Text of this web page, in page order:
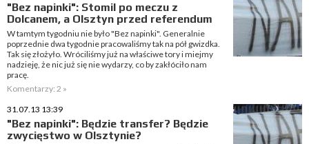
"Bez napinki": Stomil po meczu z
Dolcanem, a Olsztyn przed referendum
W tamtym tygodniu nie było "Bez napinki". Generalnie
poprzednie dwa tygodnie pracowaliśmy tak na pół gwizdka.
Tak się złożyło. Wróciliśmy już na właściwe tory i miejmy
nadzieję, że nic już się nie wydarzy, co by zakłóciło nam
pracę.
Komentarzy: 2 »
31.07.13 13:39
"Bez napinki": Będzie transfer? Będzie
zwycięstwo w Olsztynie?